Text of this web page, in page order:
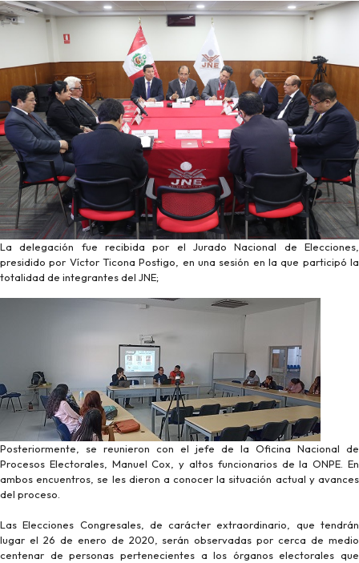
La delegación fue recibida por el Jurado Nacional de Elecciones,
presidido por Víctor Ticona Postigo, en una sesión en la que participó la
totalidad de integrantes del JNE;
Posteriormente, se reunieron con el jefe de la Oficina Nacional de
Procesos Electorales, Manuel Cox, y altos funcionarios de la ONPE. En
ambos encuentros, se les dieron a conocer la situación actual y avances
del proceso.
Las Elecciones Congresales, de carácter extraordinario, que tendrán
lugar el 26 de enero de 2020, serán observadas por cerca de medio
centenar de personas pertenecientes a los órganos electorales que